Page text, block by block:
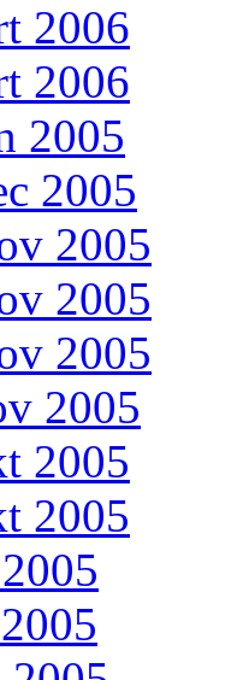
2006
2006
2005
2005
2005
2005
2005
2005
2005
2005